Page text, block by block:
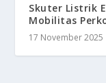
Skuter Listrik
Mobilitas
17 November 2025